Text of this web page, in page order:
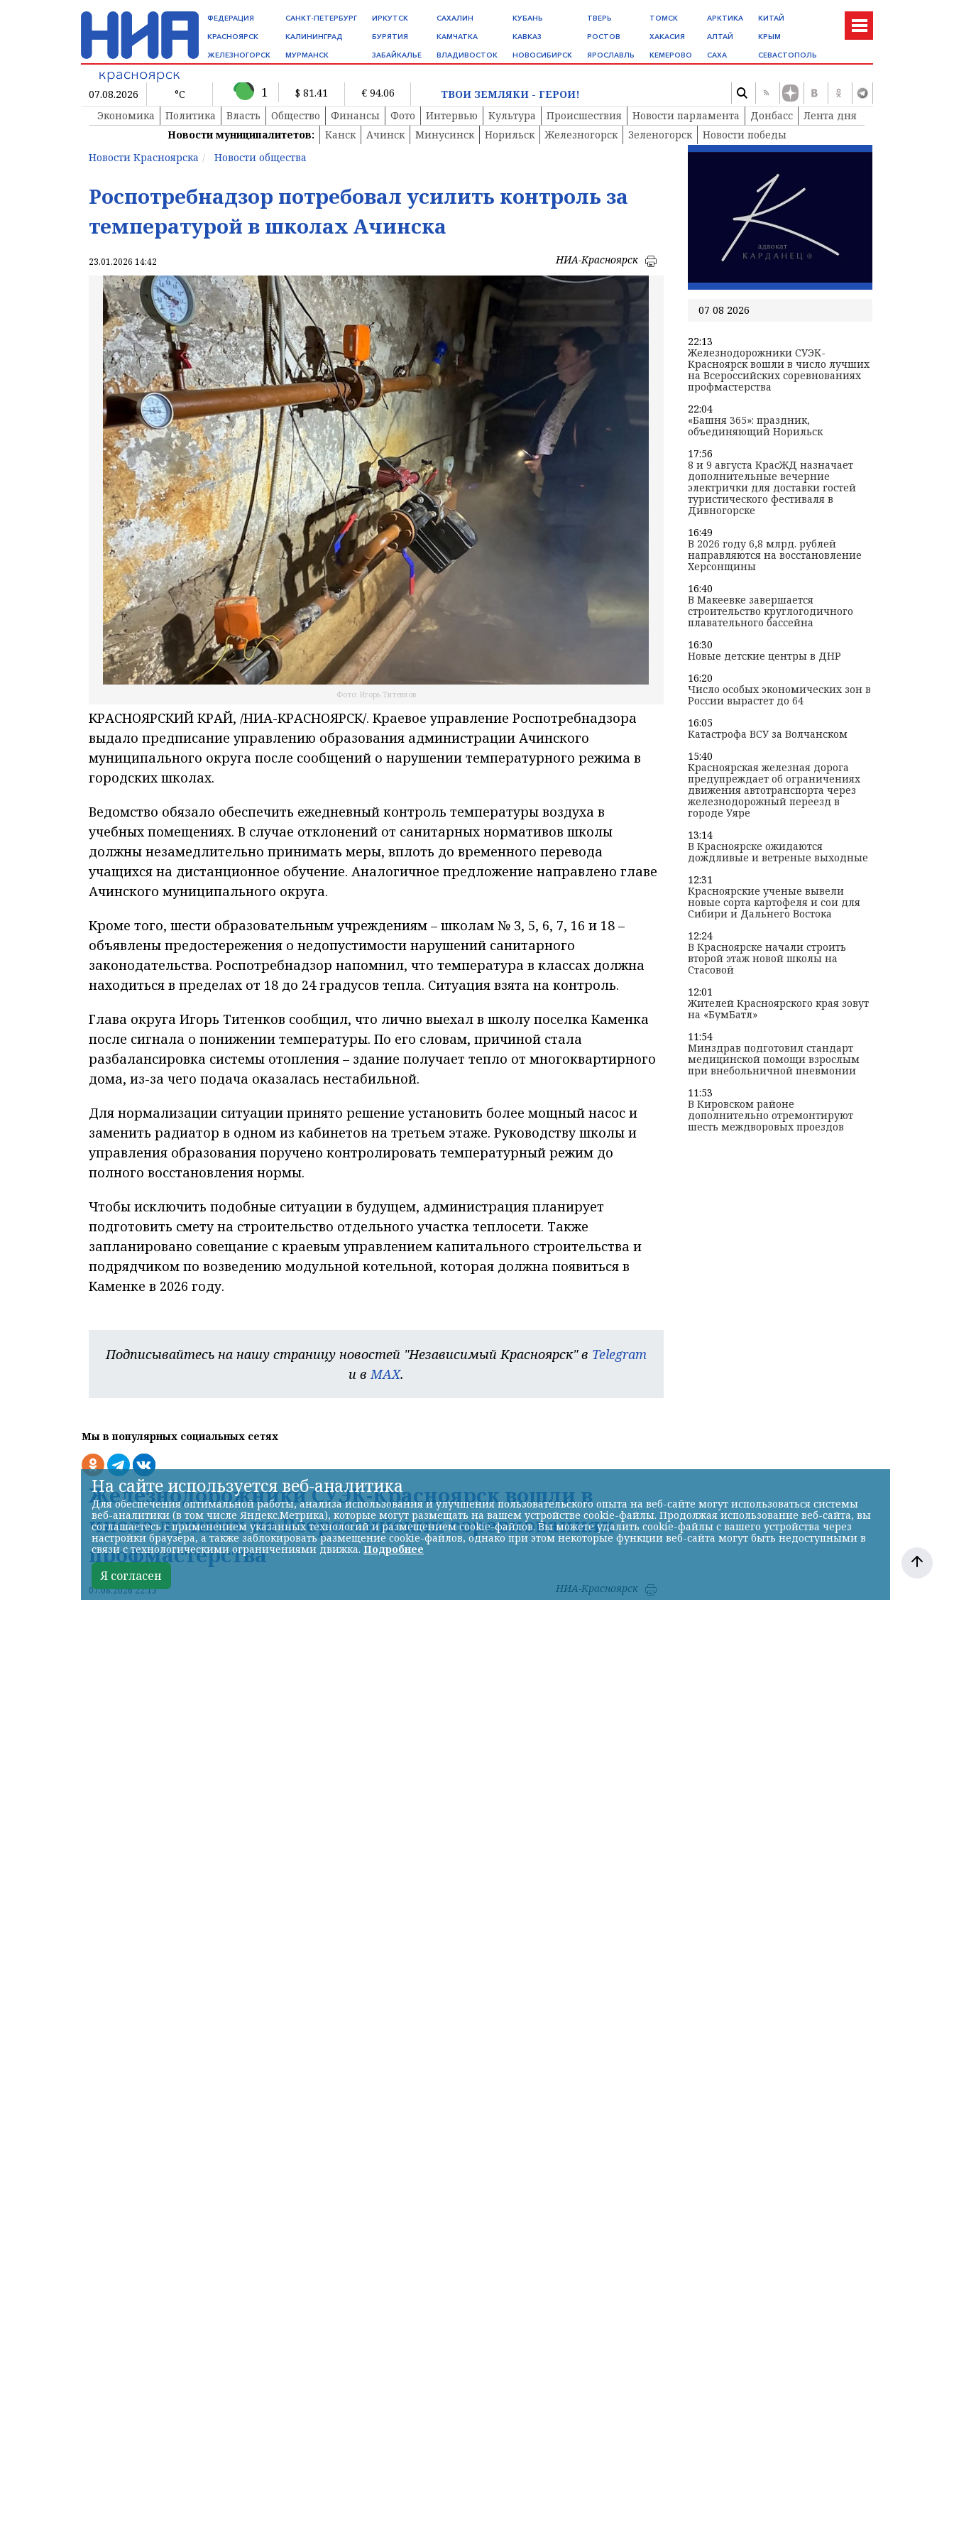
ФЕДЕРАЦИЯ
КРАСНОЯРСК
ЖЕЛЕЗНОГОРСК
САНКТ-ПЕТЕРБУРГ
КАЛИНИНГРАД
МУРМАНСК
ИРКУТСК
БУРЯТИЯ
ЗАБАЙКАЛЬЕ
САХАЛИН
КАМЧАТКА
ВЛАДИВОСТОК
КУБАНЬ
КАВКАЗ
НОВОСИБИРСК
ТВЕРЬ
РОСТОВ
ЯРОСЛАВЛЬ
ТОМСК
ХАКАСИЯ
КЕМЕРОВО
АРКТИКА
АЛТАЙ
САХА
КИТАЙ
КРЫМ
СЕВАСТОПОЛЬ
07.08.2026 °C 1 $ 81.41 € 94.06
ТВОИ ЗЕМЛЯКИ - ГЕРОИ!
Экономика
Политика Власть Общество Финансы Фото Интервью Культура Происшествия Новости парламента Донбасс
Лента дня
Новости муниципалитетов:
Канск Ачинск Минусинск Норильск Железногорск Зеленогорск
Новости победы
Новости Красноярска
Новости общества
Роспотребнадзор потребовал усилить контроль за
температурой в школах Ачинска
23.01.2026 14:42 НИА-Красноярск
Фото: Игорь Титенков
КРАСНОЯРСКИЙ КРАЙ, /НИА-КРАСНОЯРСК/. Краевое управление Роспотребнадзора
выдало предписание управлению образования администрации Ачинского
муниципального округа после сообщений о нарушении температурного режима в
городских школах.
Ведомство обязало обеспечить ежедневный контроль температуры воздуха в
учебных помещениях. В случае отклонений от санитарных нормативов школы
должны незамедлительно принимать меры, вплоть до временного перевода
учащихся на дистанционное обучение. Аналогичное предложение направлено главе
Ачинского муниципального округа.
Кроме того, шести образовательным учреждениям – школам № 3, 5, 6, 7, 16 и 18 –
объявлены предостережения о недопустимости нарушений санитарного
законодательства. Роспотребнадзор напомнил, что температура в классах должна
находиться в пределах от 18 до 24 градусов тепла. Ситуация взята на контроль.
Глава округа Игорь Титенков сообщил, что лично выехал в школу поселка Каменка
после сигнала о понижении температуры. По его словам, причиной стала
разбалансировка системы отопления – здание получает тепло от многоквартирного
дома, из-за чего подача оказалась нестабильной.
Для нормализации ситуации принято решение установить более мощный насос и
заменить радиатор в одном из кабинетов на третьем этаже. Руководству школы и
управления образования поручено контролировать температурный режим до
полного восстановления нормы.
Чтобы исключить подобные ситуации в будущем, администрация планирует
подготовить смету на строительство отдельного участка теплосети. Также
запланировано совещание с краевым управлением капитального строительства и
подрядчиком по возведению модульной котельной, которая должна появиться в
Каменке в 2026 году.
Подписывайтесь на нашу страницу новостей "Независимый Красноярск" в Telegram
и вMAX.
Мы в популярных социальных сетях
Железнодорожники СУЭК-Красноярск вошли в
число лучших на Всероссийских соревнованиях
профмастерства
07.08.2026 22:13 НИА-Красноярск
07 08 2026
22:13
Железнодорожники СУЭК-
Красноярск вошли в число лучших
на Всероссийских соревнованиях
профмастерства
22:04
«Башня 365»: праздник,
объединяющий Норильск
17:56
8 и 9 августа КрасЖД назначает
дополнительные вечерние
электрички для доставки гостей
туристического фестиваля в
Дивногорске
16:49
В 2026 году 6,8 млрд. рублей
направляются на восстановление
Херсонщины
16:40
В Макеевке завершается
строительство круглогодичного
плавательного бассейна
16:30
Новые детские центры в ДНР
16:20
Число особых экономических зон в
России вырастет до 64
16:05
Катастрофа ВСУ за Волчанском
15:40
Красноярская железная дорога
предупреждает об ограничениях
движения автотранспорта через
железнодорожный переезд в
городе Уяре
13:14
В Красноярске ожидаются
дождливые и ветреные выходные
12:31
Красноярские ученые вывели
новые сорта картофеля и сои для
Сибири и Дальнего Востока
12:24
В Красноярске начали строить
второй этаж новой школы на
Стасовой
12:01
Жителей Красноярского края зовут
на «БумБатл»
11:54
Минздрав подготовил стандарт
медицинской помощи взрослым
при внебольничной пневмонии
11:53
В Кировском районе
дополнительно отремонтируют
шесть междворовых проездов
На сайте используется веб-аналитика
Для обеспечения оптимальной работы, анализа использования и улучшения пользовательского опыта на веб-сайте могут использоваться системы
веб-аналитики (в том числе Яндекс.Метрика), которые могут размещать на вашем устройстве cookie-файлы. Продолжая использование веб-сайта, вы
соглашаетесь с применением указанных технологий и размещением cookie-файлов. Вы можете удалить cookie-файлы с вашего устройства через
настройки браузера, а также заблокировать размещение cookie-файлов, однако при этом некоторые функции веб-сайта могут быть недоступными в
связи с технологическими ограничениями движка. Подробнее
Я согласен